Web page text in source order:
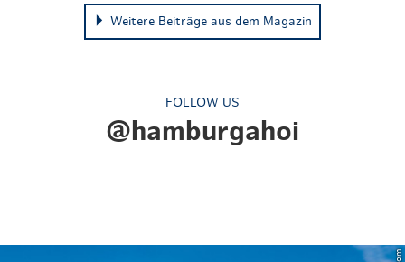
Weitere Beiträge aus dem Magazin
FOLLOW US
@hamburgahoi